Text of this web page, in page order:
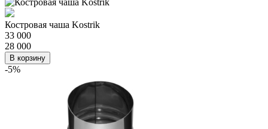
Костровая чаша Kostrik
33 000
28 000
В корзину
-5%